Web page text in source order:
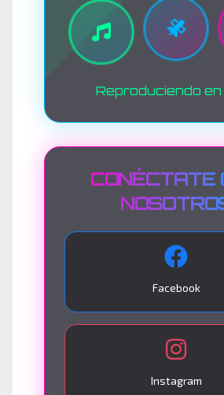
Reproduciendo
CONÉCTATE
Facebook
Instagram